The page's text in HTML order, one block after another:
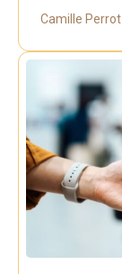
Camille Perrot